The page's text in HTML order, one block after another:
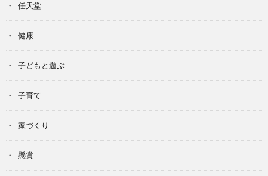
任天堂
健康
子どもと遊ぶ
子育て
家づくり
懸賞